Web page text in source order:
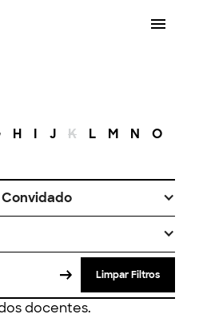
H I J K L M N O
Limpar Filtros
docentes.